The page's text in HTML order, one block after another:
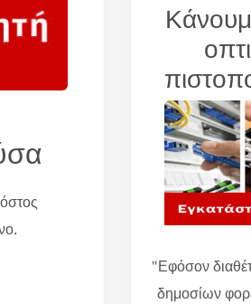
"Εφόσον
δημοσίων